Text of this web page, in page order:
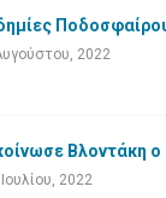
2022
Βλοντάκη ο
2022